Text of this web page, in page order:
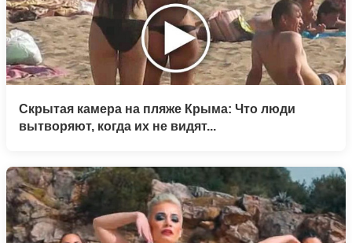
Скрытая камера на пляже Крыма: Что люди
вытворяют, когда их не видят...